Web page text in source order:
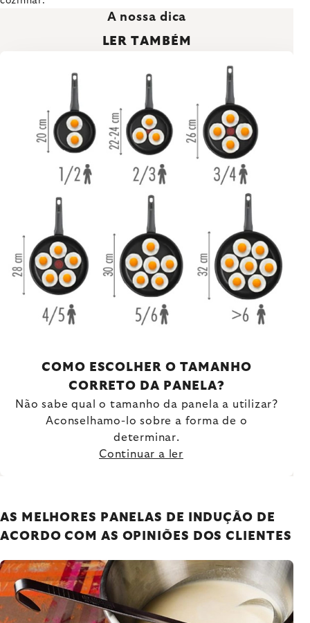
A nossa dica
LER TAMBÉM
COMO ESCOLHER O TAMANHO
CORRETO DA PANELA?
Não sabe qual o tamanho da panela a utilizar?
Aconselhamo-lo sobre a forma de o
determinar.
Continuar a ler
AS MELHORES PANELAS DE INDUÇÃO DE
ACORDO COM AS OPINIÕES DOS CLIENTES